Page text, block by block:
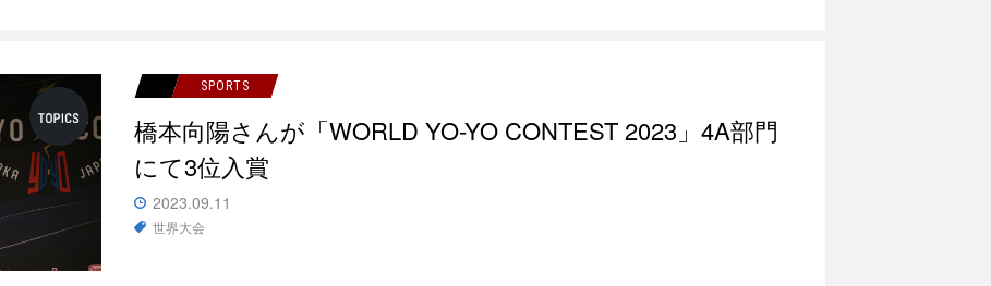
SPORTS
橋本向陽さんが「WORLD YO-YO CONTEST 2023」4A部門
にて3位入賞
2023.09.11
世界大会